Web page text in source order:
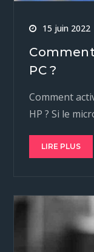
15 juin 2022
PC ?
Comment
HP ? Si le
LIRE PLUS